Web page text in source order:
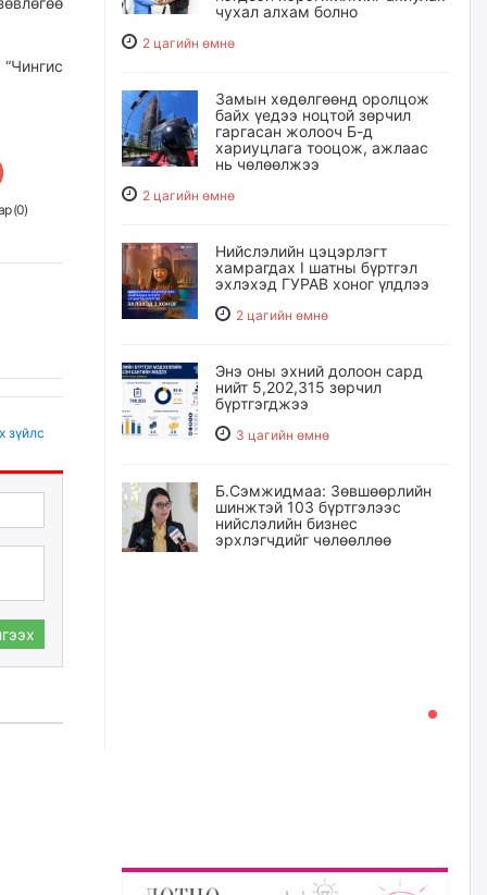
(0)
зүйлс
чухал алхам болно
2 цагийн өмнө
Замын хөдөлгөөнд оролцож
байх үедээ ноцтой зөрчил
гаргасан жолооч Б-д
хариуцлага тооцож, ажлаас
нь чөлөөлжээ
2 цагийн өмнө
Нийслэлийн цэцэрлэгт
хамрагдах I шатны бүртгэл
эхлэхэд ГУРАВ хоног үлдлээ
2 цагийн өмнө
Энэ оны эхний долоон сард
нийт 5,202,315 зөрчил
бүртгэгджээ
3 цагийн өмнө
Б.Сэмжидмаа: Зөвшөөрлийн
шинжтэй 103 бүртгэлээс
нийслэлийн бизнес
эрхлэгчдийг чөлөөллөө
“Хотын дарга сонсож байна”